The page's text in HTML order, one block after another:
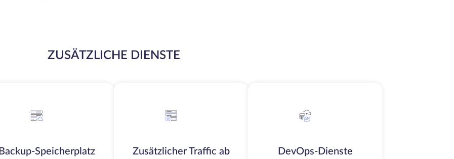
ZUSÄTZLICHE DIENSTE
Backup-Speicherplatz
Zusätzlicher Traffic ab
DevOps-Dienste